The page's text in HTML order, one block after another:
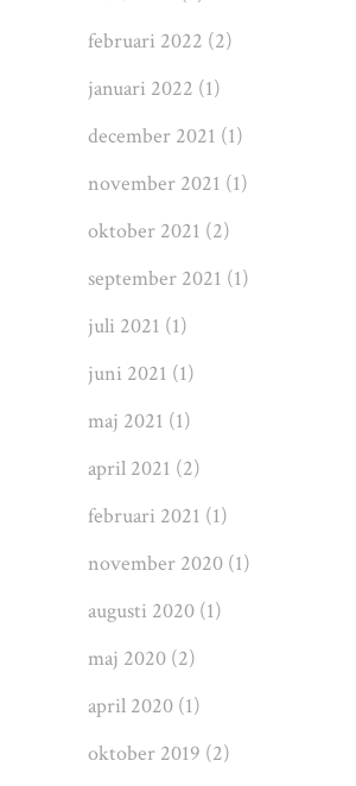
februari 2022 (2)
januari 2022 (1)
december 2021 (1)
november 2021 (1)
oktober 2021 (2)
september 2021 (1)
juli 2021 (1)
juni 2021 (1)
maj 2021 (1)
april 2021 (2)
februari 2021 (1)
november 2020 (1)
augusti 2020 (1)
maj 2020 (2)
april 2020 (1)
oktober 2019 (2)